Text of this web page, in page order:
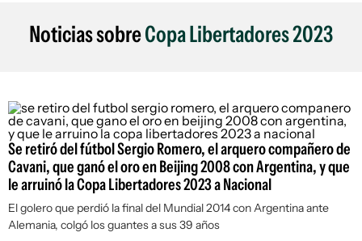
Noticias sobreCopa Libertadores 2023
Se retiró del fútbol Sergio Romero, el arquero compañero de
Cavani, que ganó el oro en Beijing 2008 con Argentina, y que
le arruinó la Copa Libertadores 2023 a Nacional
El golero que perdió la final del Mundial 2014 con Argentina ante
Alemania, colgó los guantes a sus 39 años